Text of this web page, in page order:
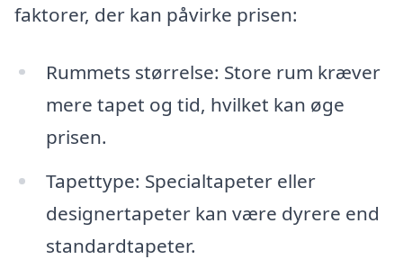
faktorer, der kan påvirke prisen:
Rummets størrelse: Store rum kræver
mere tapet og tid, hvilket kan øge
prisen.
Tapettype: Specialtapeter eller
designertapeter kan være dyrere end
standardtapeter.